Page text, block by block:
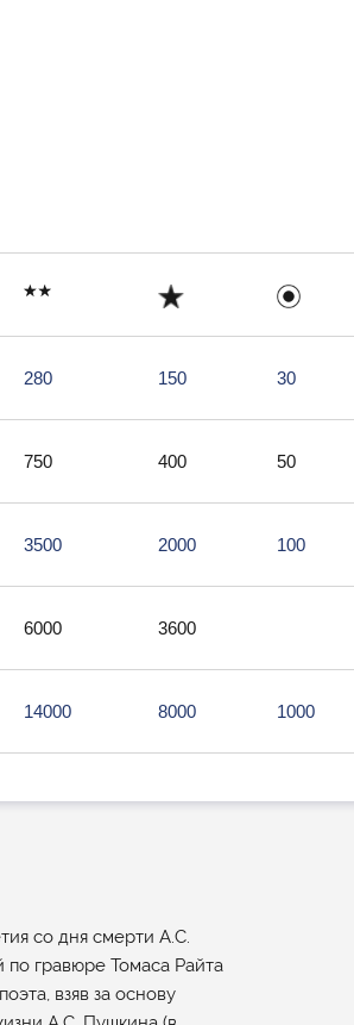
280 150 30
750 400 50
3500 2000 100
6000 3600
14000 8000 1000
со дня смерти А.С.
гравюре Томаса Райта
взяв за основу